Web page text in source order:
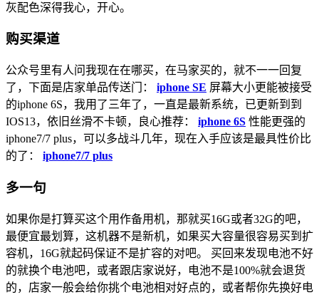
灰配色深得我心，开心。
购买渠道
公众号里有人问我现在在哪买，在马家买的，就不一一回复
了，下面是店家单品传送门： iphone SE 屏幕大小更能被接受
的iphone 6S，我用了三年了，一直是最新系统，已更新到到
IOS13，依旧丝滑不卡顿，良心推荐： iphone 6S 性能更强的
iphone7/7 plus，可以多战斗几年，现在入手应该是最具性价比
的了： iphone7/7 plus
多一句
如果你是打算买这个用作备用机，那就买16G或者32G的吧，
最便宜最划算，这机器不是新机，如果买大容量很容易买到扩
容机，16G就起码保证不是扩容的对吧。 买回来发现电池不好
的就换个电池吧，或者跟店家说好，电池不是100%就会退货
的，店家一般会给你挑个电池相对好点的，或者帮你先换好电